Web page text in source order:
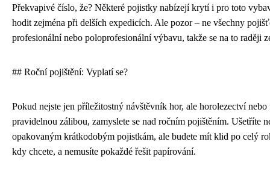
Překvapivé číslo, že? Některé pojistky nabízejí krytí i pro toto
hodit zejména při delších expedicích. Ale pozor – ne všechny
profesionální nebo poloprofesionální výbavu, takže se na to raději
## Roční pojištění: Vyplatí se?
Pokud nejste jen příležitostný návštěvník hor, ale horolezectví
pravidelnou zálibou, zamyslete se nad ročním pojištěním. Ušetříte
opakovaným krátkodobým pojistkám, ale budete mít klid po celý
kdy chcete, a nemusíte pokaždé řešit papírování.